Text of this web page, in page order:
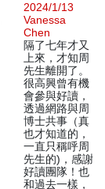
2024/1/13
Vanessa
Chen
隔了七年才又
上來，才知周
先生離開了。
很高興曾有機
會參與好讀，
透過網路與周
博士共事（真
也才知道的，
一直只稱呼周
先生的)，感謝
好讀團隊！也
和過去一樣，